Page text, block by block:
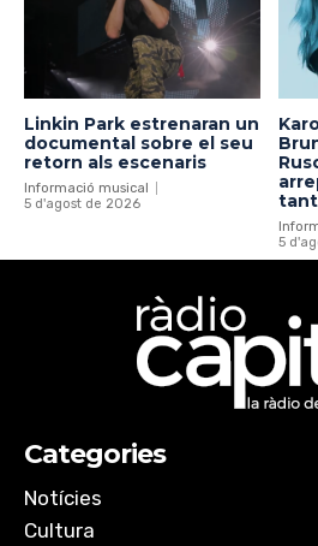
Linkin Park estrenaran un
documental sobre el seu
retorn als escenaris
Informació musical
5 d'agost de 2026
5
Categories
Notícies
Cultura